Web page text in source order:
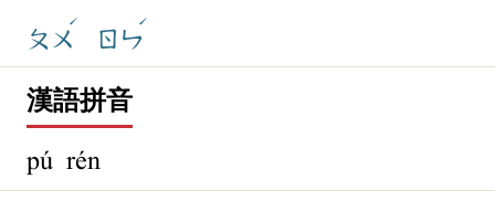
ㄆㄨ
ˊ
ㄖㄣ
ˊ
漢語拼音
pú rén